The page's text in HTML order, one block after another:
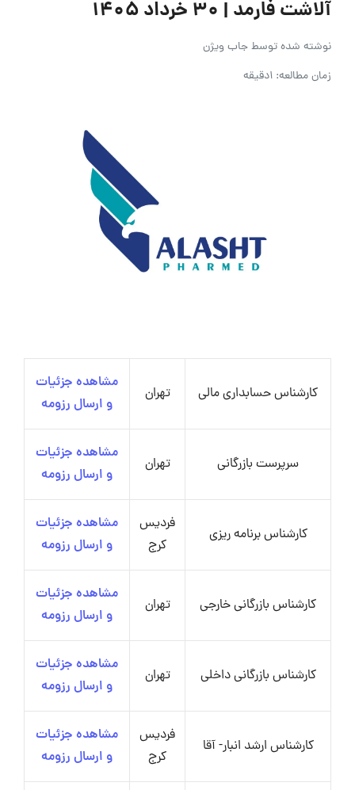
آلاشت فارمد | ۳۰ خرداد ۱۴۰۵
نوشته شده توسطجاب ویژن
زمان مطالعه: 1دقیقه
کارشناس حسابداری مالی تهران
مشاهده جزئیات
و ارسال رزومه
سرپرست بازرگانی تهران
مشاهده جزئیات
و ارسال رزومه
کارشناس برنامه ریزی
فردیس
کرج
مشاهده جزئیات
و ارسال رزومه
کارشناس بازرگانی خارجی تهران
مشاهده جزئیات
و ارسال رزومه
کارشناس بازرگانی داخلی تهران
مشاهده جزئیات
و ارسال رزومه
کارشناس ارشد انبار- آقا
فردیس
کرج
مشاهده جزئیات
و ارسال رزومه